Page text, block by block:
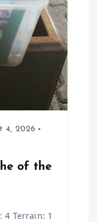
4, 2026
of the
4 Terrain: 1